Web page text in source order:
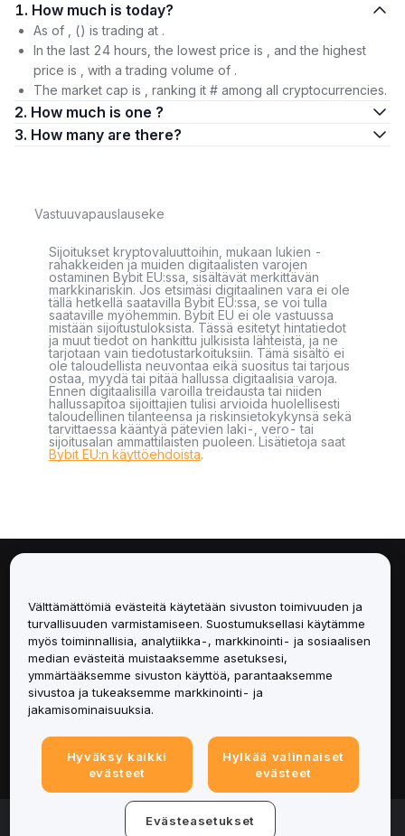
1. How much is today?
As of , () is trading at .
In the last 24 hours, the lowest price is , and the highest
price is , with a trading volume of .
The market cap is , ranking it # among all cryptocurrencies.
2. How much is one ?
3. How many are there?
Vastuuvapauslauseke
Sijoitukset kryptovaluuttoihin, mukaan lukien -
rahakkeiden ja muiden digitaalisten varojen
ostaminen Bybit EU:ssa, sisältävät merkittävän
markkinariskin. Jos etsimäsi digitaalinen vara ei ole
tällä hetkellä saatavilla Bybit EU:ssa, se voi tulla
saataville myöhemmin. Bybit EU ei ole vastuussa
mistään sijoitustuloksista. Tässä esitetyt hintatiedot
ja muut tiedot on hankittu julkisista lähteistä, ja ne
tarjotaan vain tiedotustarkoituksiin. Tämä sisältö ei
ole taloudellista neuvontaa eikä suositus tai tarjous
ostaa, myydä tai pitää hallussa digitaalisia varoja.
Ennen digitaalisilla varoilla treidausta tai niiden
hallussapitoa sijoittajien tulisi arvioida huolellisesti
taloudellinen tilanteensa ja riskinsietokykynsä sekä
tarvittaessa kääntyä pätevien laki-, vero- tai
sijoitusalan ammattilaisten puoleen. Lisätietoja saat
Bybit EU:n käyttöehdoista.
Palvelut
Tuki
Tuotteet
Lakiasiat
© 2025-2026 Bybit.eu. All rights reserved.
Välttämättömiä evästeitä käytetään sivuston toimivuuden ja
turvallisuuden varmistamiseen. Suostumuksellasi käytämme
myös toiminnallisia, analytiikka-, markkinointi- ja sosiaalisen
median evästeitä muistaaksemme asetuksesi,
ymmärtääksemme sivuston käyttöä, parantaaksemme
sivustoa ja tukeaksemme markkinointi- ja
jakamisominaisuuksia.
Hyväksy kaikki
evästeet
Hylkää valinnaiset
evästeet
Evästeasetukset